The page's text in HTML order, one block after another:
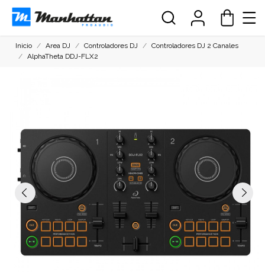
Inicio Area DJ Controladores DJ
Controladores DJ 2 Canales
AlphaTheta DDJ-FLX2